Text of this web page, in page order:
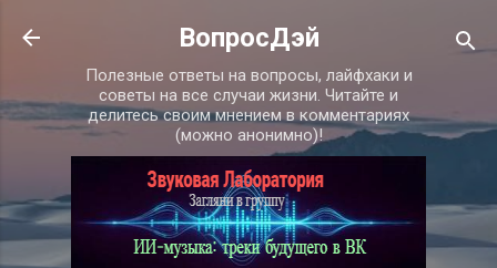
К основному контенту
ВопросДэй
Полезные ответы на вопросы, лайфхаки и
советы на все случаи жизни. Читайте и
делитесь своим мнением в комментариях
(можно анонимно)!